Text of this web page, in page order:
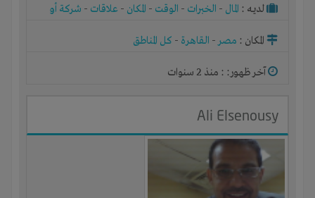
لديـه : المال - الخبرات - الوقت - المكان - علاقات - شركة أو
المكان : مصر- القاهرة - كل المناطق
آخر ظهور: : منذ 2 سنوات
Ali Elsenousy